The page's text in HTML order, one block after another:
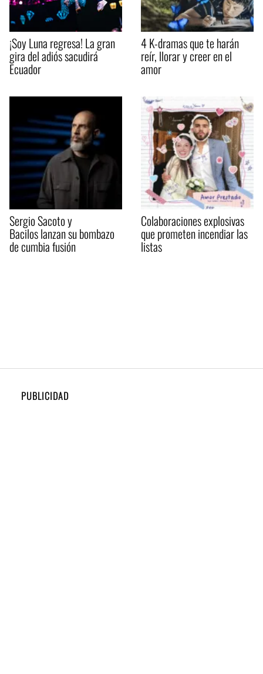
¡Soy Luna regresa! La gran
gira del adiós sacudirá
Ecuador
4 K-dramas que te harán
reír, llorar y creer en el
amor
Sergio Sacoto y
Bacilos lanzan su bombazo
de cumbia fusión
Colaboraciones explosivas
que prometen incendiar las
listas
PUBLICIDAD